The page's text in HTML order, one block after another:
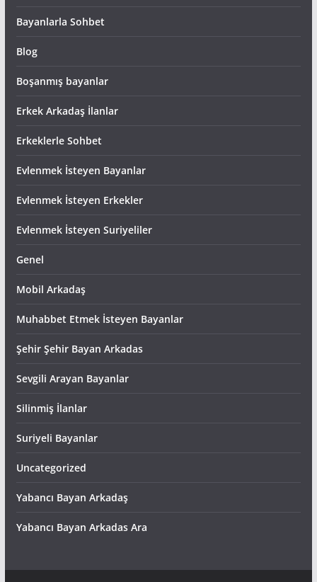
Bayanlarla Sohbet
Blog
Boşanmış bayanlar
Erkek Arkadaş İlanlar
Erkeklerle Sohbet
Evlenmek İsteyen Bayanlar
Evlenmek İsteyen Erkekler
Evlenmek İsteyen Suriyeliler
Genel
Mobil Arkadaş
Muhabbet Etmek İsteyen Bayanlar
Şehir Şehir Bayan Arkadas
Sevgili Arayan Bayanlar
Silinmiş İlanlar
Suriyeli Bayanlar
Uncategorized
Yabancı Bayan Arkadaş
Yabancı Bayan Arkadas Ara